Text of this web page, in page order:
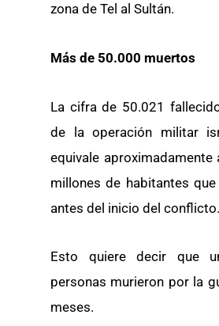
zona de Tel al Sultán.
Más de 50.000 muertos
La cifra de 50.021
de la operación militar
equivale aproximadamente
millones de habitantes
antes del inicio del conflicto.
Esto quiere decir que
personas murieron por la
meses.